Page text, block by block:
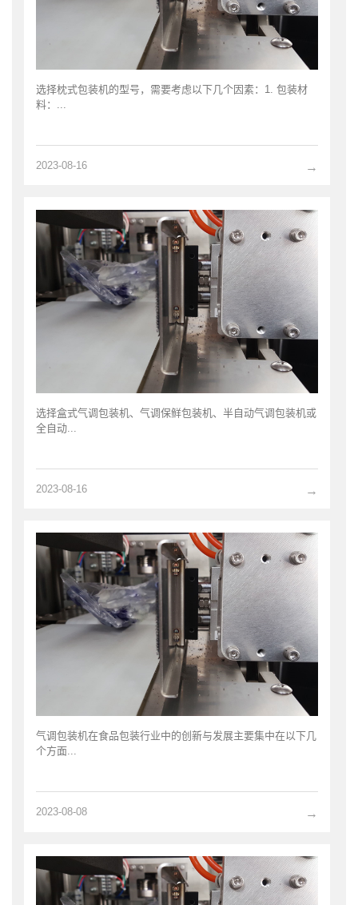
选择枕式包装机的型号，需要考虑以下几个因素：1. 包装材
料：...
→
2023-08-16
选择盒式气调包装机、气调保鲜包装机、半自动气调包装机或
全自动...
→
2023-08-16
气调包装机在食品包装行业中的创新与发展主要集中在以下几
个方面...
→
2023-08-08